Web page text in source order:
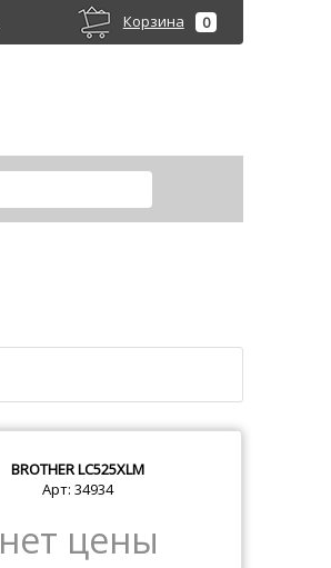
Корзина 0
BROTHERLC525XLM
Арт: 34934
нет цены